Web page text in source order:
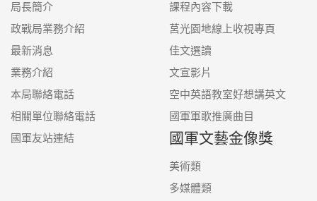
局長簡介
政戰局業務介紹
最新消息
業務介紹
本局聯絡電話
相關單位聯絡電話
國軍友站連結
課程內容下載
莒光園地線上收視專頁
佳文選讀
文宣影片
空中英語教室好想講英文
國軍軍歌推廣曲目
國軍文藝金像獎
美術類
多媒體類